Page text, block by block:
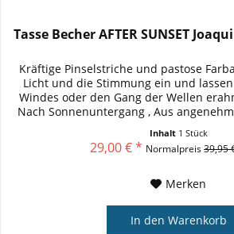
Tasse Becher AFTER SUNSET
Kräftige Pinselstriche und pastose
Licht und die Stimmung ein und
Windes oder den Gang der Wellen
Nach Sonnenuntergang , Aus
Inhalt 1 Stück
29,00 € * Normalpreis39,95
Merken
In den Warenkorb